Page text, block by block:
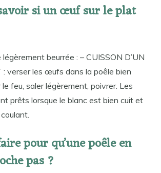
si un œuf sur le plat
beurrée : – CUISSON D’UN
verser les œufs dans la poêle bien
feu, saler légèrement, poivrer. Les
prêts lorsque le blanc est bien cuit et
pour qu’une poêle en
pas ?